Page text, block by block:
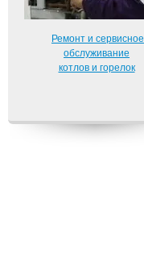
Ремонт и сервисное
обслуживание
котлов и горелок